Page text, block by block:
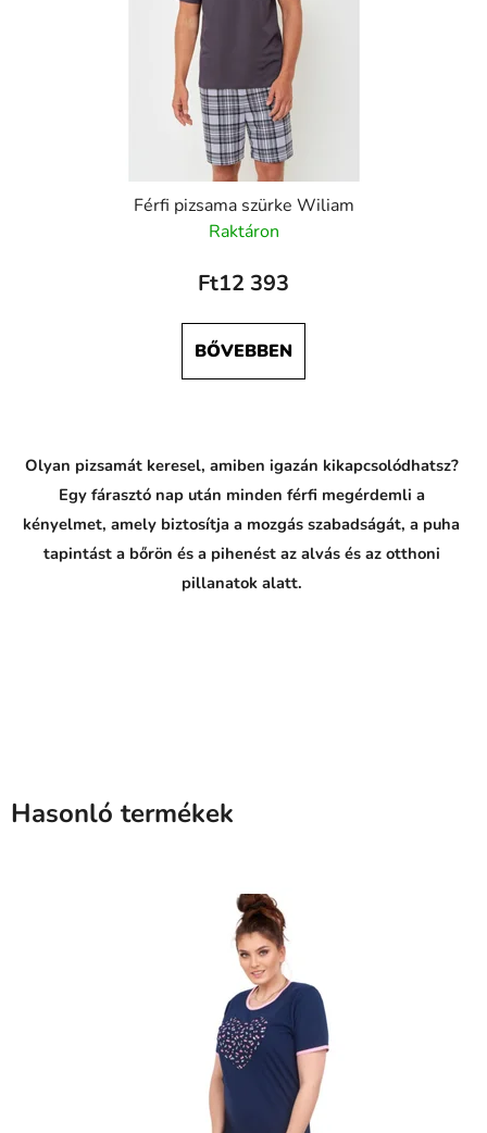
Férfi pizsama szürke Wiliam
Raktáron
Ft12 393
BŐVEBBEN
Olyan pizsamát keresel, amiben igazán kikapcsolódhatsz?
Egy fárasztó nap után minden férfi megérdemli a
kényelmet, amely biztosítja a mozgás szabadságát, a puha
tapintást a bőrön és a pihenést az alvás és az otthoni
pillanatok alatt.
Hasonló termékek